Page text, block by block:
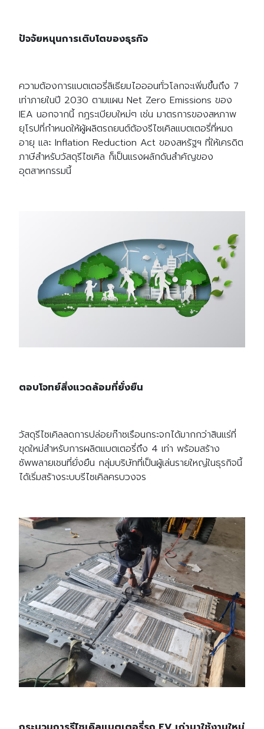
ปัจจัยหนุนการเติบโตของธุรกิจ
ความต้องการแบตเตอรี่ลิเธียมไอออนทั่วโลกจะเพิ่มขึ้นถึง 7
เท่าภายในปี 2030 ตามแผน Net Zero Emissions ของ
IEA นอกจากนี้ กฎระเบียบใหม่ๆ เช่น มาตรการของสหภาพ
ยุโรปที่กำหนดให้ผู้ผลิตรถยนต์ต้องรีไซเคิลแบตเตอรี่ที่หมด
อายุ และ Inflation Reduction Act ของสหรัฐฯ ที่ให้เครดิต
ภาษีสำหรับวัสดุรีไซเคิล ก็เป็นแรงผลักดันสำคัญของ
อุตสาหกรรมนี้
ตอบโจทย์สิ่งแวดล้อมที่ยั่งยืน
วัสดุรีไซเคิลลดการปล่อยก๊าซเรือนกระจกได้มากกว่าสินแร่ที่
ขุดใหม่สำหรับการผลิตแบตเตอรี่ถึง 4 เท่า พร้อมสร้าง
ซัพพลายเชนที่ยั่งยืน กลุ่มบริษัทที่เป็นผู้เล่นรายใหญ่ในธุรกิจนี้
ได้เริ่มสร้างระบบรีไซเคิลครบวงจร